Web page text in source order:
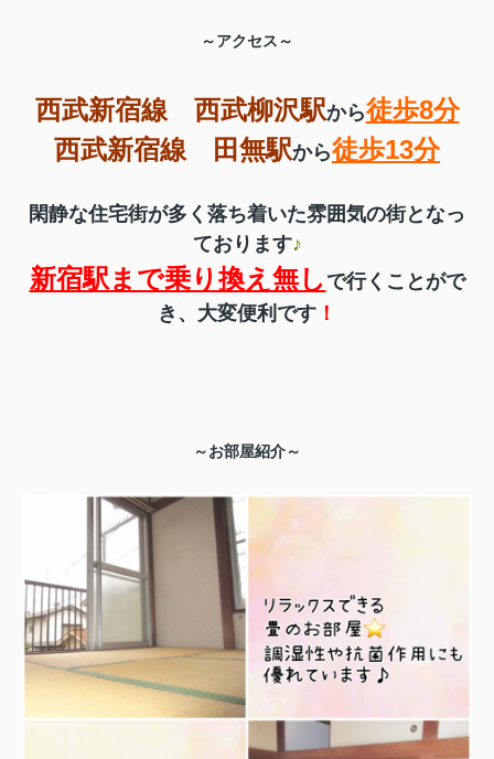
～アクセス～
西武新宿線 西武柳沢駅から徒歩8分
西武新宿線 田無駅から徒歩13分
閑静な住宅街が多く落ち着いた雰囲気の街となっ
ております♪
新宿駅まで乗り換え無し で行くことがで
き、 大変便利です ！
～お部屋紹介～